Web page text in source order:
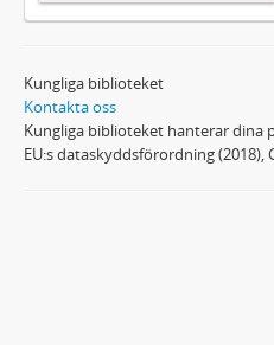
Kungliga biblioteket
Kontakta oss
Kungliga biblioteket hanterar dina
EU:s dataskyddsförordning (2018),